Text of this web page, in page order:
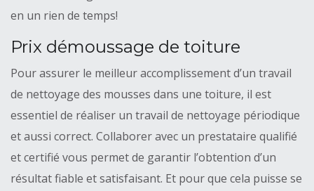
en un rien de temps!
Prix démoussage de toiture
Pour assurer le meilleur accomplissement d’un travail
de nettoyage des mousses dans une toiture, il est
essentiel de réaliser un travail de nettoyage périodique
et aussi correct. Collaborer avec un prestataire qualifié
et certifié vous permet de garantir l’obtention d’un
résultat fiable et satisfaisant. Et pour que cela puisse se